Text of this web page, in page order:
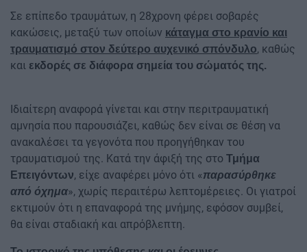
Σε επίπεδο τραυμάτων, η 28χρονη φέρει σοβαρές
κακώσεις, μεταξύ των οποίων κάταγμα στο κρανίο και
τραυματισμό στον δεύτερο αυχενικό σπόνδυλο, καθώς
και εκδορές σε διάφορα σημεία του σώματός της.
Ιδιαίτερη αναφορά γίνεται και στην περιτραυματική
αμνησία που παρουσιάζει, καθώς δεν είναι σε θέση να
ανακαλέσει τα γεγονότα που προηγήθηκαν του
τραυματισμού της. Κατά την άφιξή της στο Τμήμα
Επειγόντων, είχε αναφέρει μόνο ότι «παρασύρθηκε
από όχημα», χωρίς περαιτέρω λεπτομέρειες. Οι γιατροί
εκτιμούν ότι η επαναφορά της μνήμης, εφόσον συμβεί,
θα είναι σταδιακή και απρόβλεπτη.